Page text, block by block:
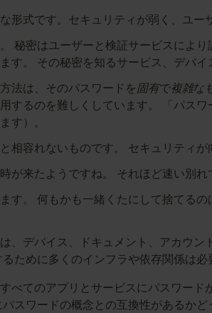
形式です。セキュリティが弱く、ユー
秘密はユーザーと検証サービスによ
す。 その秘密を知るサービス、デバ
法は、そのパスワードを固有で複雑な
するのを難しくしています。 「パス
す）。
相容れないものです。 セキュリティ
が来たようですね。 それほど速い別れ
す。 何もかも一緒くたにして捨てる
、デバイス、ドキュメント、アカウ
ために多くのインフラや依存関係は
べてのアプリとサービスにパスワー
スワードの概念との互換性があるか